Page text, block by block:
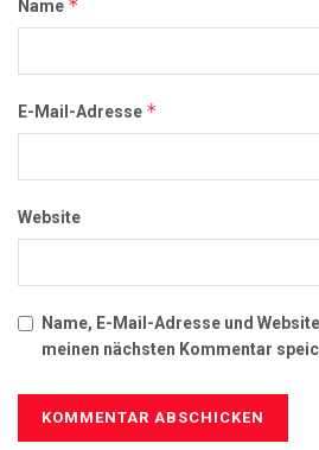
Name *
E-Mail-Adresse *
Website
Name, E-Mail-Adresse und
meinen nächsten Kommentar